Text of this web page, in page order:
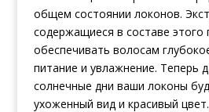
общем состоянии локонов.
содержащиеся в составе этого
обеспечивать волосам
питание и увлажнение. Теперь
солнечные дни ваши локоны
ухоженный вид и красивый цвет.